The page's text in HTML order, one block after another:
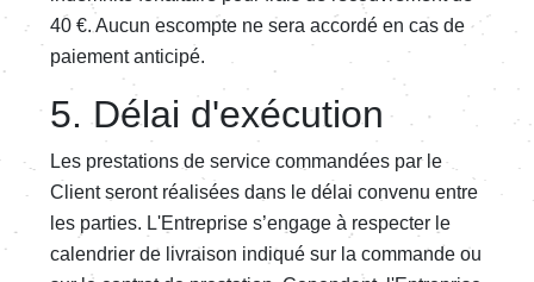
40 €. Aucun escompte ne sera accordé en cas de
paiement anticipé.
5. Délai d'exécution
Les prestations de service commandées par le
Client seront réalisées dans le délai convenu entre
les parties. L'Entreprise s’engage à respecter le
calendrier de livraison indiqué sur la commande ou